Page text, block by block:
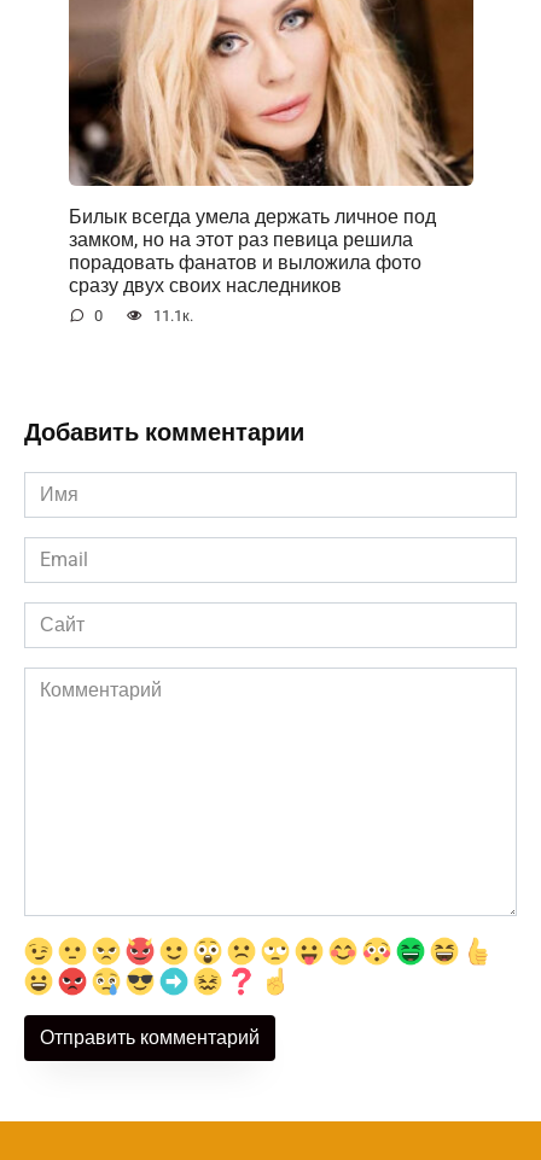
Билык всегда умела держать личное под
замком, но на этот раз певица решила
порадовать фанатов и выложила фото
сразу двух своих наследников
0 11.1к.
Добавить комментарии
Имя
*
Email
*
Сайт
Комментарий